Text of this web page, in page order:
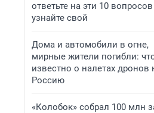
ответьте на эти 10
узнайте свой
Дома и автомобили в огне,
мирные жители погибли:
известно о налетах дронов
Россию
«Колобок» собрал 100 млн